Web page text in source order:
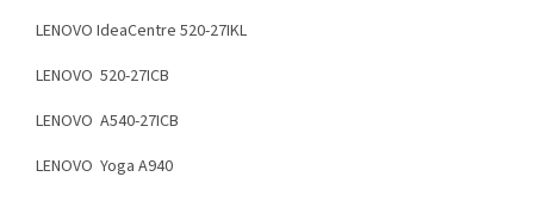
LENOVO IdeaCentre 520-27IKL
LENOVO 520-27ICB
LENOVO A540-27ICB
LENOVO Yoga A940